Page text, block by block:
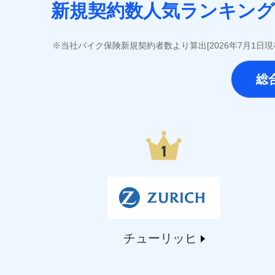
第一ネオ生命保険株式会社（https://
太陽生命保険株式会社（https://www.taiyo-
東京海上日動あんしん生命保険株式会社（
なないろ生命保険株式会社（https://
日本生命保険相互会社（https://
三井住友海上あいおい生命保険株式会社（
メットライフ生命株式会社(https://
メディケア生命保険株式会社（https://
■少額短期保険
株式会社アシロ少額短期保険 (https://
SBIリスタ少額短期保険会社 (https://
新規契約数人気ランキング
当社バイク保険新規契約者数より算出[2026年7月1日現
総
チューリッヒ